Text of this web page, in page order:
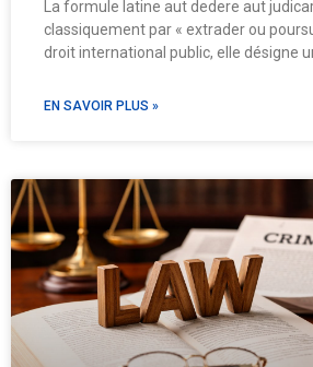
La formule latine aut dedere aut
classiquement par « extrader ou
droit international public, elle désigne
EN SAVOIR PLUS »